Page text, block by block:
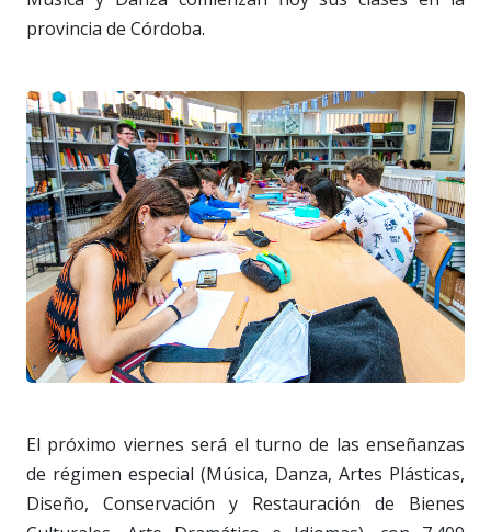
provincia de Córdoba.
El próximo viernes será el turno de las enseñanzas
de régimen especial (Música, Danza, Artes Plásticas,
Diseño, Conservación y Restauración de Bienes